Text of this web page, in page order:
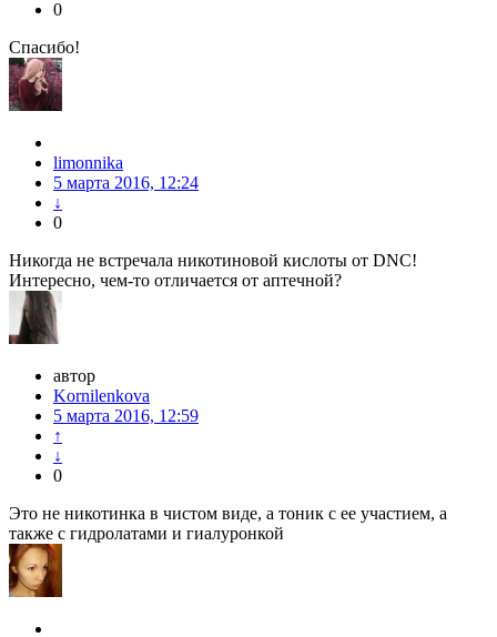
0
Спасибо!
limonnika
5 марта 2016, 12:24
↓
0
Никогда не встречала никотиновой кислоты от DNC!
Интересно, чем-то отличается от аптечной?
автор
Kornilenkova
5 марта 2016, 12:59
↑
↓
0
Это не никотинка в чистом виде, а тоник с ее участием, а
также с гидролатами и гиалуронкой